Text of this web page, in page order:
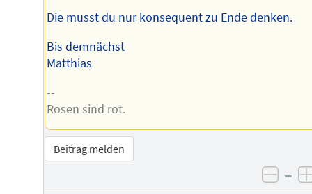
Die musst du nur konsequent zu Ende denken.
Bis demnächst
Matthias
--
Rosen sind rot.
Beitrag melden
–